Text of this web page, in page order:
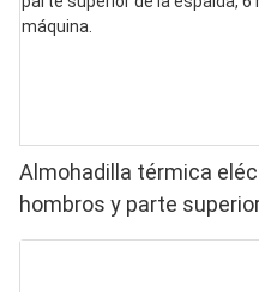
Almohadilla térmica
hombros y parte
calor, lavable a máquina.